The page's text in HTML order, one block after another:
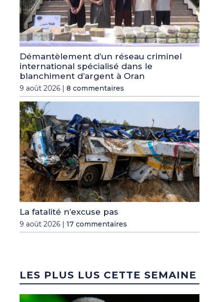
Démantèlement d’un réseau criminel
international spécialisé dans le
blanchiment d’argent à Oran
9 août 2026 | 8 commentaires
La fatalité n’excuse pas
9 août 2026 | 17 commentaires
LES PLUS LUS CETTE SEMAINE